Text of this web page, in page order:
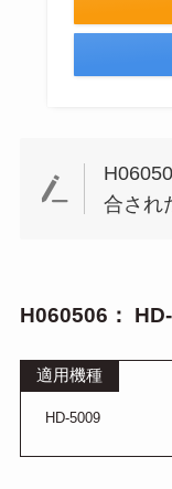
合され
H060506：
適用機種
HD-5009